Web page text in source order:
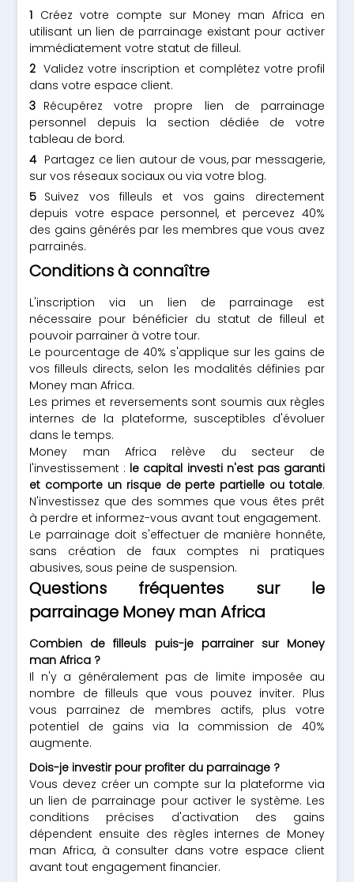
Créez votre compte sur Money man Africa en
utilisant un lien de parrainage existant pour activer
immédiatement votre statut de filleul.
Validez votre inscription et complétez votre profil
dans votre espace client.
Récupérez votre propre lien de parrainage
personnel depuis la section dédiée de votre
tableau de bord.
Partagez ce lien autour de vous, par messagerie,
sur vos réseaux sociaux ou via votre blog.
Suivez vos filleuls et vos gains directement
depuis votre espace personnel, et percevez 40%
des gains générés par les membres que vous avez
parrainés.
Conditions à connaître
L'inscription via un lien de parrainage est
nécessaire pour bénéficier du statut de filleul et
pouvoir parrainer à votre tour.
Le pourcentage de 40% s'applique sur les gains de
vos filleuls directs, selon les modalités définies par
Money man Africa.
Les primes et reversements sont soumis aux règles
internes de la plateforme, susceptibles d'évoluer
dans le temps.
Money man Africa relève du secteur de
l'investissement : le capital investi n'est pas garanti
et comporte un risque de perte partielle ou totale.
N'investissez que des sommes que vous êtes prêt
à perdre et informez-vous avant tout engagement.
Le parrainage doit s'effectuer de manière honnête,
sans création de faux comptes ni pratiques
abusives, sous peine de suspension.
Questions fréquentes sur le
parrainage Money man Africa
Combien de filleuls puis-je parrainer sur Money
man Africa ?
Il n'y a généralement pas de limite imposée au
nombre de filleuls que vous pouvez inviter. Plus
vous parrainez de membres actifs, plus votre
potentiel de gains via la commission de 40%
augmente.
Dois-je investir pour profiter du parrainage ?
Vous devez créer un compte sur la plateforme via
un lien de parrainage pour activer le système. Les
conditions précises d'activation des gains
dépendent ensuite des règles internes de Money
man Africa, à consulter dans votre espace client
avant tout engagement financier.